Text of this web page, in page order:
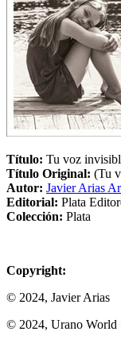
Título: Tu voz
Título Original: (Tu
Autor: Javier Arias
Editorial: Plata
Colección: Plata
Copyright:
© 2024, Javier Arias
© 2024, Urano World